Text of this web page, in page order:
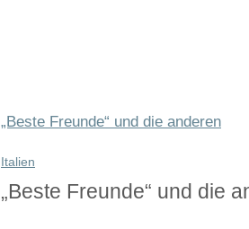
„Beste Freunde“ und die anderen
Italien
„Beste Freunde“ und die